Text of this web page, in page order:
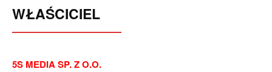
WŁAŚCICIEL
5S MEDIA SP. Z O.O.